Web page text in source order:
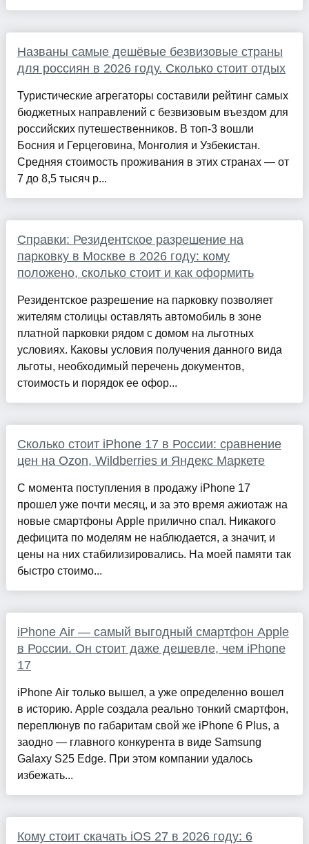
Названы самые дешёвые безвизовые страны
для россиян в 2026 году. Сколько стоит отдых
Туристические агрегаторы составили рейтинг самых
бюджетных направлений с безвизовым въездом для
российских путешественников. В топ-3 вошли
Босния и Герцеговина, Монголия и Узбекистан.
Средняя стоимость проживания в этих странах — от
7 до 8,5 тысяч р...
Справки: Резидентское разрешение на
парковку в Москве в 2026 году: кому
положено, сколько стоит и как оформить
Резидентское разрешение на парковку позволяет
жителям столицы оставлять автомобиль в зоне
платной парковки рядом с домом на льготных
условиях. Каковы условия получения данного вида
льготы, необходимый перечень документов,
стоимость и порядок ее офор...
Сколько стоит iPhone 17 в России: сравнение
цен на Ozon, Wildberries и Яндекс Маркете
С момента поступления в продажу iPhone 17
прошел уже почти месяц, и за это время ажиотаж на
новые смартфоны Apple прилично спал. Никакого
дефицита по моделям не наблюдается, а значит, и
цены на них стабилизировались. На моей памяти так
быстро стоимо...
iPhone Air — самый выгодный смартфон Apple
в России. Он стоит даже дешевле, чем iPhone
17
iPhone Air только вышел, а уже определенно вошел
в историю. Apple создала реально тонкий смартфон,
переплюнув по габаритам свой же iPhone 6 Plus, а
заодно — главного конкурента в виде Samsung
Galaxy S25 Edge. При этом компании удалось
избежать...
Кому стоит скачать iOS 27 в 2026 году: 6